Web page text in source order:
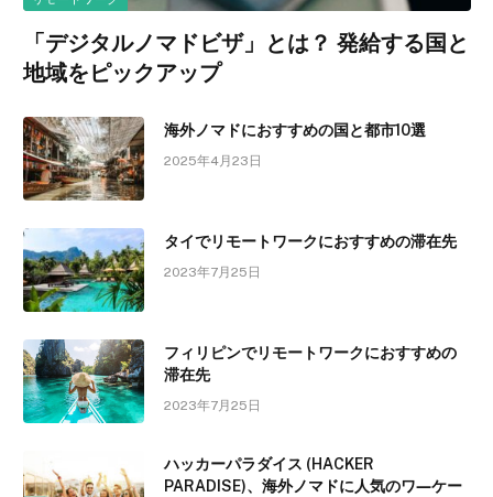
「デジタルノマドビザ」とは？ 発給する国と
地域をピックアップ
海外ノマドにおすすめの国と都市10選
2025年4月23日
タイでリモートワークにおすすめの滞在先
2023年7月25日
フィリピンでリモートワークにおすすめの
滞在先
2023年7月25日
ハッカーパラダイス (HACKER
PARADISE)、海外ノマドに人気のワ―ケー